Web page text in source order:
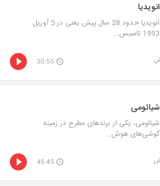
انویدیا
انویدیا حدود 28 سال پیش یعنی در 5 آوریل
1993 تاسیس...
30:55
شیائومی
شیائومی، یکی از برندهای مطرح در زمینه
گوشی‌های هوش...
45:45